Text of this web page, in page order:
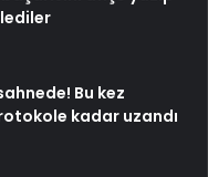
Bu kez
kadar uzandı